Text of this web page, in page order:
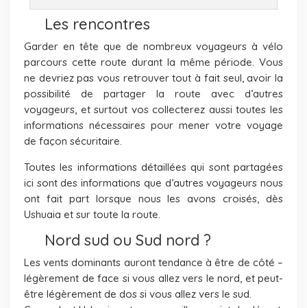
Les rencontres
Garder en tête que de nombreux voyageurs à vélo
parcours cette route durant la même période. Vous
ne devriez pas vous retrouver tout à fait seul, avoir la
possibilité de partager la route avec d’autres
voyageurs, et surtout vos collecterez aussi toutes les
informations nécessaires pour mener votre voyage
de façon sécuritaire.
Toutes les informations détaillées qui sont partagées
ici sont des informations que d’autres voyageurs nous
ont fait part lorsque nous les avons croisés, dès
Ushuaia et sur toute la route.
Nord sud ou Sud nord ?
Les vents dominants auront tendance à être de côté –
légèrement de face si vous allez vers le nord, et peut-
être légèrement de dos si vous allez vers le sud.